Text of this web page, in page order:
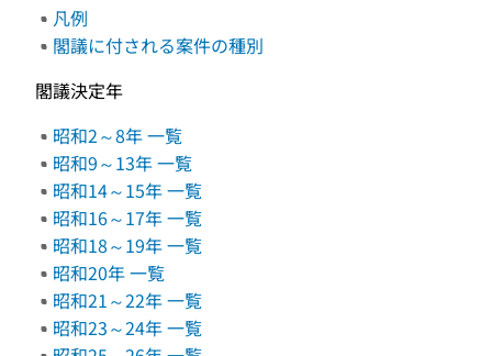
凡例
閣議に付される案件の種別
閣議決定年
昭和2～8年 一覧
昭和9～13年 一覧
昭和14～15年 一覧
昭和16～17年 一覧
昭和18～19年 一覧
昭和20年 一覧
昭和21～22年 一覧
昭和23～24年 一覧